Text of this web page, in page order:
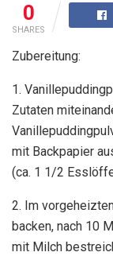
0
SHARES
Zubereitung:
1.
Zutaten
mit Backpapier
(ca. 1 1/2
2. Im
backen, nach 10
mit Milch